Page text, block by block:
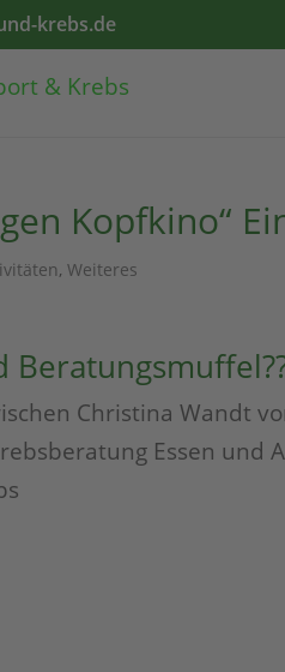
krebs.de
Kopfkino“
,Weiteres
Christina Wandt
Essen und